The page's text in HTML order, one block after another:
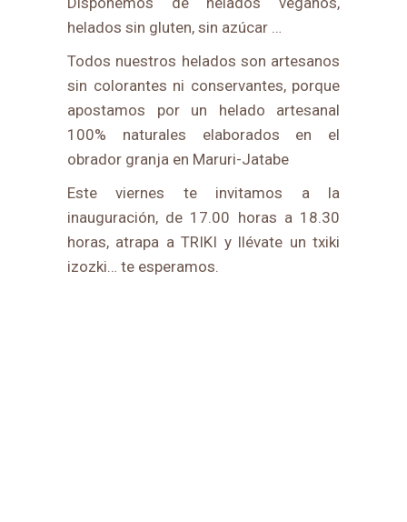
helados sin gluten, sin azúcar …
Todos nuestros helados son artesanos
sin colorantes ni conservantes, porque
apostamos por un helado artesanal
100% naturales elaborados en el
obrador granja en Maruri-Jatabe
Este viernes te invitamos a la
inauguración, de 17.00 horas a 18.30
horas, atrapa a TRIKI y llévate un txiki
izozki… te esperamos.